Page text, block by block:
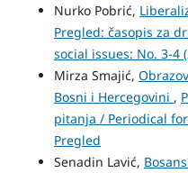
Nurko Pobrić,
Pregled: časopis za
social issues: No. 3-4
Mirza Smajić,
Bosni i Hercegovini ,
pitanja / Periodical
Pregled
Senadin Lavić,